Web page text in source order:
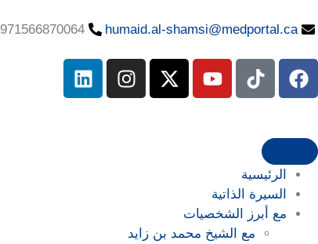
humaid.al-shamsi@medportal.ca
971566870064+
الرئيسية
السيرة الذاتية
مع أبرز الشخصيات
مع الشيخ محمد بن زايد